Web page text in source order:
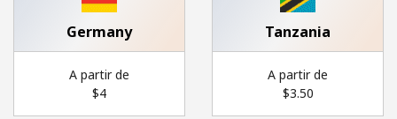
Germany
A partir de
⁦$4⁩
Tanzania
A partir de
⁦$3.50⁩